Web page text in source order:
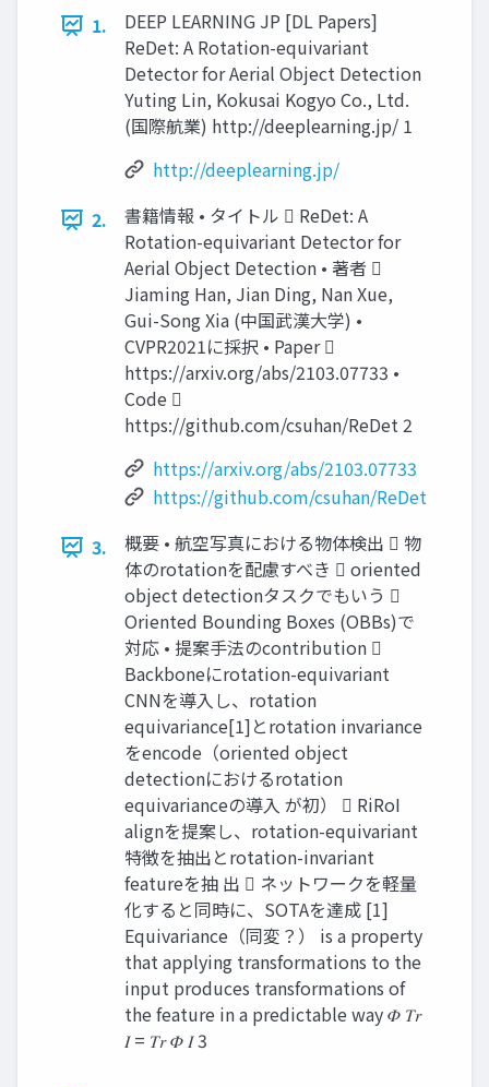
1.
DEEP LEARNING JP [DL Papers]
ReDet: A Rotation-equivariant
Detector for Aerial Object Detection
Yuting Lin, Kokusai Kogyo Co., Ltd.
(国際航業) http://deeplearning.jp/ 1
http://deeplearning.jp/
2.
書籍情報 • タイトル  ReDet: A
Rotation-equivariant Detector for
Aerial Object Detection • 著者 
Jiaming Han, Jian Ding, Nan Xue,
Gui-Song Xia (中国武漢大学) •
CVPR2021に採択 • Paper 
https://arxiv.org/abs/2103.07733 •
Code 
https://github.com/csuhan/ReDet 2
https://arxiv.org/abs/2103.07733
https://github.com/csuhan/ReDet
3.
概要 • 航空写真における物体検出  物
体のrotationを配慮すべき  oriented
object detectionタスクでもいう 
Oriented Bounding Boxes (OBBs)で
対応 • 提案手法のcontribution 
Backboneにrotation-equivariant
CNNを導入し、rotation
equivariance[1]とrotation invariance
をencode（oriented object
detectionにおけるrotation
equivarianceの導入 が初）  RiRoI
alignを提案し、rotation-equivariant
特徴を抽出とrotation-invariant
featureを抽 出  ネットワークを軽量
化すると同時に、SOTAを達成 [1]
Equivariance（同変？） is a property
that applying transformations to the
input produces transformations of
the feature in a predictable way 𝛷 𝑇𝑟
𝐼 = 𝑇𝑟 𝛷 𝐼 3